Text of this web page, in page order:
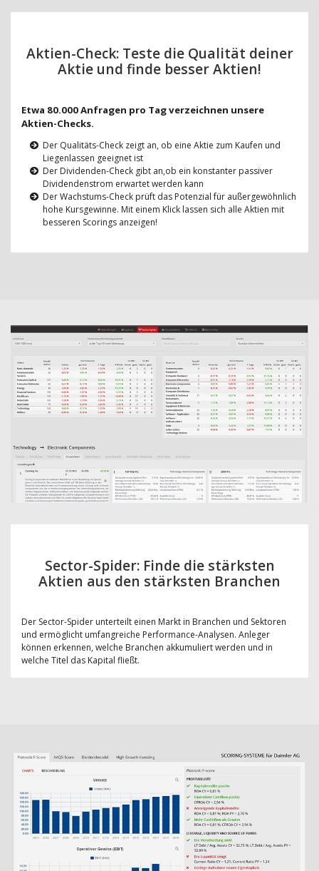
Aktien-Check: Teste die Qualität deiner
Aktie und finde besser Aktien!
Etwa 80.000 Anfragen pro Tag verzeichnen unsere
Aktien-Checks.
Der Qualitäts-Check zeigt an, ob eine Aktie zum Kaufen und
Liegenlassen geeignet ist
Der Dividenden-Check gibt an,ob ein konstanter passiver
Dividendenstrom erwartet werden kann
Der Wachstums-Check prüft das Potenzial für außergewöhnlich
hohe Kursgewinne. Mit einem Klick lassen sich alle Aktien mit
besseren Scorings anzeigen!
Sector-Spider: Finde die stärksten
Aktien aus den stärksten Branchen
Der Sector-Spider unterteilt einen Markt in Branchen und Sektoren
und ermöglicht umfangreiche Performance-Analysen. Anleger
können erkennen, welche Branchen akkumuliert werden und in
welche Titel das Kapital fließt.